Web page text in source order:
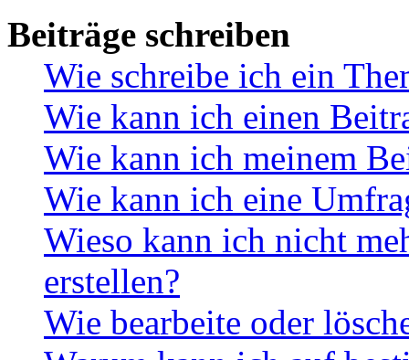
Beiträge schreiben
Wie schreibe ich ein
Wie kann ich einen
Wie kann ich meinem
Wie kann ich eine
Wieso kann ich nicht
erstellen?
Wie bearbeite oder